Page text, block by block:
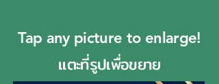
Tap any picture to enlarge!
แตะที่รูปเพื่อขยาย